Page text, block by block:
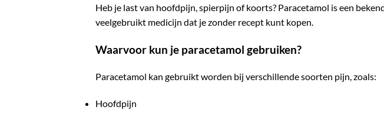
Heb je last van hoofdpijn, spierpijn of koorts? Paracetamol is een
veelgebruikt medicijn dat je zonder recept kunt kopen.
Waarvoor kun je paracetamol gebruiken?
Paracetamol kan gebruikt worden bij verschillende soorten pijn, zoals:
Hoofdpijn